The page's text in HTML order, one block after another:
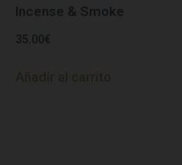
Incense & Smoke
35.00€